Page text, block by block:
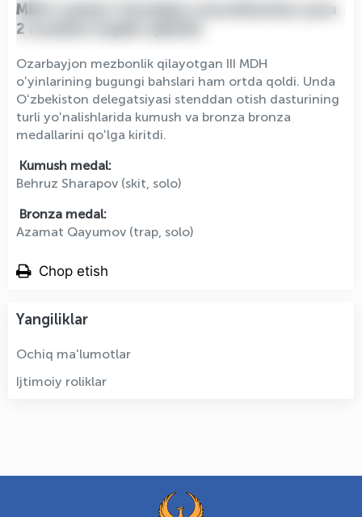
MDH oʻyinlari: Stenddan otuvchilarimiz yana
2 medalni taqdim qilishdi
Ozarbayjon mezbonlik qilayotgan III MDH
oʻyinlarining bugungi bahslari ham ortda qoldi. Unda
Oʻzbekiston delegatsiyasi stenddan otish dasturining
turli yoʻnalishlarida kumush va bronza bronza
medallarini qoʻlga kiritdi.
Kumush medal:
Behruz Sharapov (skit, solo)
Bronza medal:
Azamat Qayumov (trap, solo)
Chop etish
Yangiliklar
Ochiq ma'lumotlar
Ijtimoiy roliklar